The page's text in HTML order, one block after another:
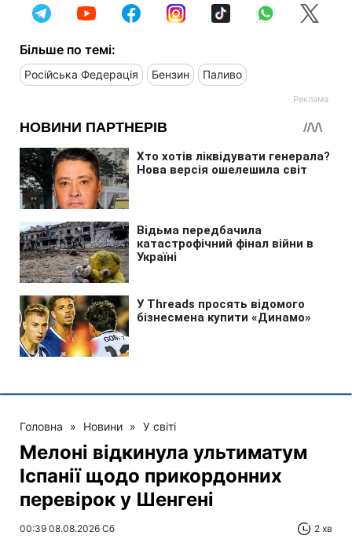
Більше по темі:
Російська Федерація Бензин Паливо
Головна » Новини » У світі
Мелоні відкинула ультиматум
Іспанії щодо прикордонних
перевірок у Шенгені
00:39 08.08.2026 Сб 2 хв